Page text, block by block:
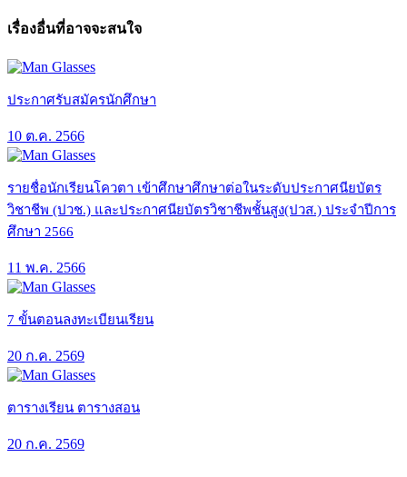
เรื่องอื่นที่อาจจะสนใจ
ประกาศรับสมัครนักศึกษา
10 ต.ค. 2566
รายชื่อนักเรียนโควตา เข้าศึกษาศึกษาต่อในระดับประกาศนียบัตร
วิชาชีพ (ปวช.) และประกาศนียบัตรวิชาชีพชั้นสูง(ปวส.) ประจำปีการ
ศึกษา 2566
11 พ.ค. 2566
7 ขั้นตอนลงทะเบียนเรียน
20 ก.ค. 2569
ตารางเรียน ตารางสอน
20 ก.ค. 2569